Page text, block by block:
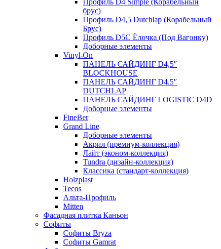
брус)
Профиль D4,5 Dutchlap (Корабельный
Брус)
Профиль D5C Ёлочка (Под Вагонку)
Доборные элементы
Vinyl-On
ПАНЕЛЬ САЙДИНГ D4,5″
BLOCKHOUSE
ПАНЕЛЬ САЙДИНГ D4.5″
DUTCHLAP
ПАНЕЛЬ САЙДИНГ LOGISTIC D4D
Доборные элементы
FineBer
Grand Line
Доборные элементы
Акрил (премиум-коллекция)
Лайт (эконом-коллекция)
Tundra (дизайн-коллекция)
Классика (стандарт-коллекция)
Holzplast
Tecos
Альта-Профиль
Mitten
Фасадная плитка Каньон
Софиты
Софиты Bryza
Софиты Gamrat